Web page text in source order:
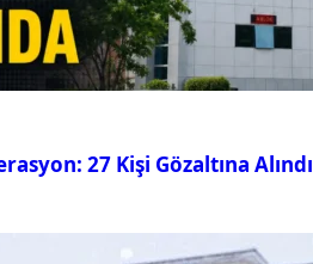
27 Kişi Gözaltına Alındı